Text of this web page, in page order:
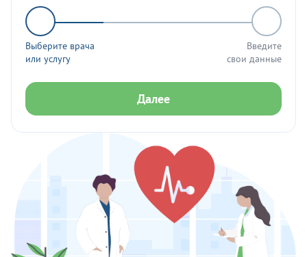
Выберите врача
или услугу
Введите
свои данные
Далее